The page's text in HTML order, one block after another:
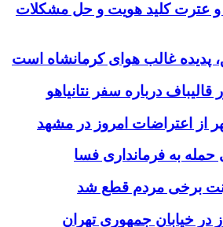
و عترت کلید هویت و حل مشکلات
پدیده غالب هوای کرمانشاه است
درباره سفر نتانیاهو
از اعتراضات امروز در مشهد
برخی مردم قطع شد
در خیابان جمهوری تهران